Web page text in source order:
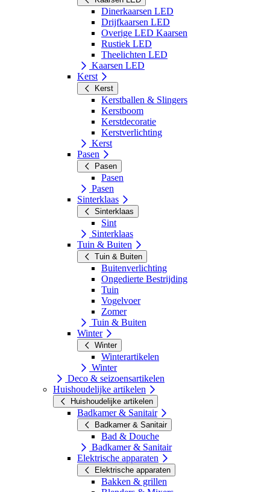
Dinerkaarsen LED
Drijfkaarsen LED
Overige LED Kaarsen
Rustiek LED
Theelichten LED
Kaarsen LED
Kerst
Kerst
Kerstballen & Slingers
Kerstboom
Kerstdecoratie
Kerstverlichting
Kerst
Pasen
Pasen
Pasen
Pasen
Sinterklaas
Sinterklaas
Sint
Sinterklaas
Tuin & Buiten
Tuin & Buiten
Buitenverlichting
Ongedierte Bestrijding
Tuin
Vogelvoer
Zomer
Tuin & Buiten
Winter
Winter
Winterartikelen
Winter
Deco & seizoensartikelen
Huishoudelijke artikelen
Huishoudelijke artikelen
Badkamer & Sanitair
Badkamer & Sanitair
Bad & Douche
Badkamer & Sanitair
Elektrische apparaten
Elektrische apparaten
Bakken & grillen